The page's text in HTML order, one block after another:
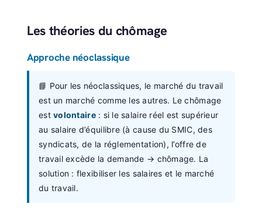
Les théories du chômage
Approche néoclassique
📘 Pour les néoclassiques, le marché du travail
est un marché comme les autres. Le chômage
estvolontaire: si le salaire réel est supérieur
au salaire d’équilibre (à cause du SMIC, des
syndicats, de la réglementation), l’offre de
travail excède la demande → chômage. La
solution : flexibiliser les salaires et le marché
du travail.